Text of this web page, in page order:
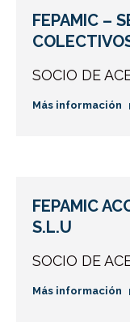
FEPAMIC –
SOCIO DE
Más información
FEPAMIC
S.L.U
SOCIO DE
Más información